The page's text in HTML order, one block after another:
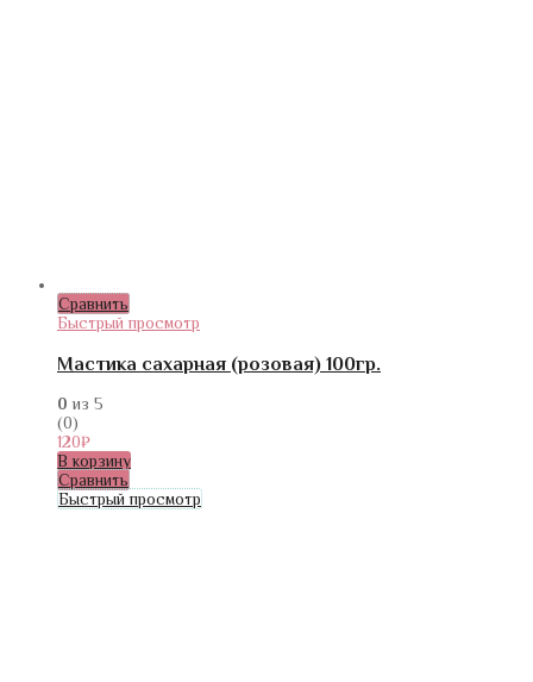
Сравнить
Быстрый просмотр
Мастика сахарная (розовая) 100гр.
0 из 5
(0)
120₽
В корзину
Сравнить
Быстрый просмотр